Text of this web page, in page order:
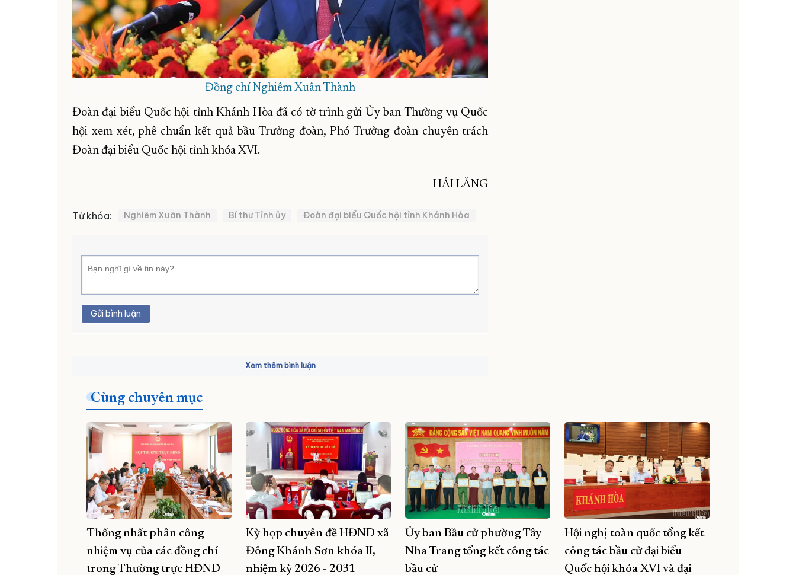
Đồng chí Nghiêm Xuân Thành
Đoàn đại biểu Quốc hội tỉnh Khánh Hòa đã có tờ trình gửi Ủy ban Thường vụ Quốc
hội xem xét, phê chuẩn kết quả bầu Trưởng đoàn, Phó Trưởng đoàn chuyên trách
Đoàn đại biểu Quốc hội tỉnh khóa XVI.
HẢI LĂNG
Từ khóa: Nghiêm Xuân Thành Bí thư Tỉnh ủy Đoàn đại biểu Quốc hội tỉnh Khánh Hòa
Gửi bình luận
Xem thêm bình luận
Cùng chuyên mục
Thống nhất phân công
nhiệm vụ của các đồng chí
trong Thường trực HĐND
Kỳ họp chuyên đề HĐND xã
Đông Khánh Sơn khóa II,
nhiệm kỳ 2026 - 2031
Ủy ban Bầu cử phường Tây
Nha Trang tổng kết công tác
bầu cử
Hội nghị toàn quốc tổng kết
công tác bầu cử đại biểu
Quốc hội khóa XVI và đại